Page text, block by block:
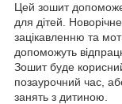
Цей зошит допоможе
для дітей.
зацікавленню та
допоможуть
Зошит буде
позаурочний час,
занять з дитиною.